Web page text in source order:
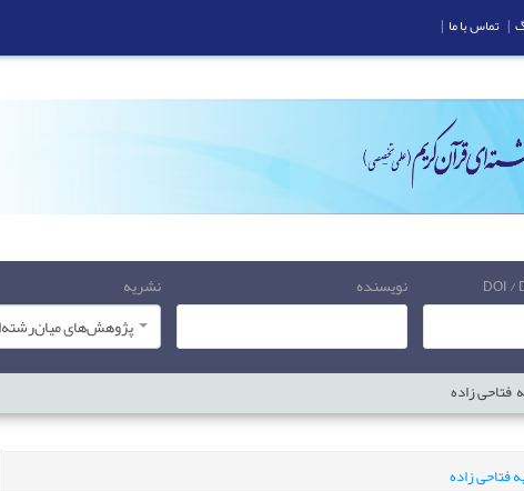
نویسنده
نشریه
فتاحی زاده
فتاحی زاده
| تماس با ما |